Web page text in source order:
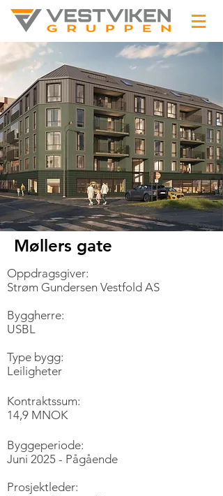
Møllers gate
Oppdragsgiver:
Strøm Gundersen Vestfold AS
Byggherre:
USBL
Type bygg:
Leiligheter
Kontraktssum:
14,9 MNOK
Byggeperiode:
Juni 2025 - Pågående
Prosjektleder: